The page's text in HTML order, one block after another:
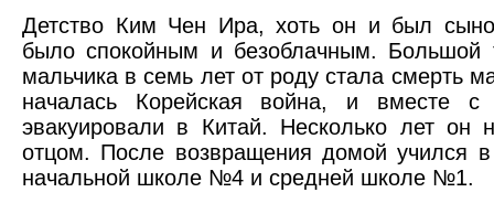
Детство Ким Чен Ира, хоть он и был
было спокойным и безоблачным. Большой
мальчика в семь лет от роду стала смерть
началась Корейская война, и вместе с
эвакуировали в Китай. Несколько лет он
отцом. После возвращения домой учился в
начальной школе №4 и средней школе №1.